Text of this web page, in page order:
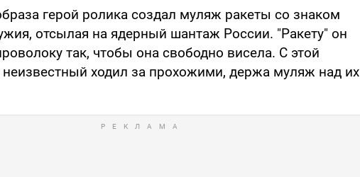
герой ролика создал муляж ракеты со знаком
отсылая на ядерный шантаж России. "Ракету" он
так, чтобы она свободно висела. С этой
неизвестный ходил за прохожими, держа муляж над их